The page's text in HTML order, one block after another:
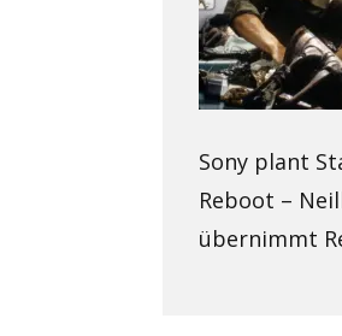
Sony plant
Reboot –
übernimmt